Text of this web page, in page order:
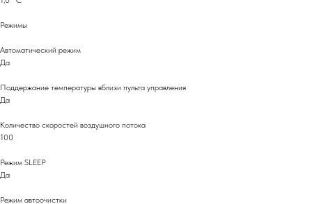
Режимы
Автоматический режим
Да
Поддержание температуры вблизи пульта управления
Да
Количество скоростей воздушного потока
100
Режим SLEEP
Да
Режим автоочистки